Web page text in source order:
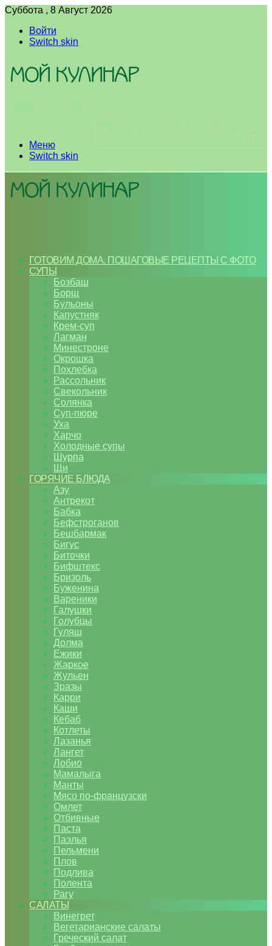
Суббота , 8 Август 2026
Войти
Switch skin
Меню
Switch skin
ГОТОВИМ ДОМА. ПОШАГОВЫЕ РЕЦЕПТЫ С ФОТО
СУПЫ
Бозбаш
Борщ
Бульоны
Капустняк
Крем-суп
Лагман
Минестроне
Окрошка
Похлебка
Рассольник
Свекольник
Солянка
Суп-пюре
Уха
Харчо
Холодные супы
Шурпа
Щи
ГОРЯЧИЕ БЛЮДА
Азу
Антрекот
Бабка
Бефстроганов
Бешбармак
Бигус
Биточки
Бифштекс
Бризоль
Буженина
Вареники
Галушки
Голубцы
Гуляш
Долма
Ежики
Жаркое
Жульен
Зразы
Карри
Каши
Кебаб
Котлеты
Лазанья
Лангет
Лобио
Мамалыга
Манты
Мясо по-французски
Омлет
Отбивные
Паста
Паэлья
Пельмени
Плов
Подлива
Полента
Рагу
САЛАТЫ
Винегрет
Вегетарианские салаты
Греческий салат